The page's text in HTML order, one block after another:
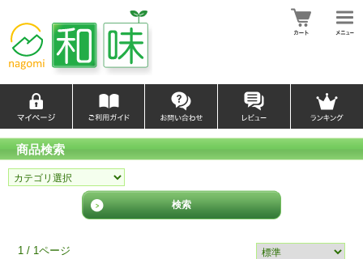
商品検索
1 / 1ページ